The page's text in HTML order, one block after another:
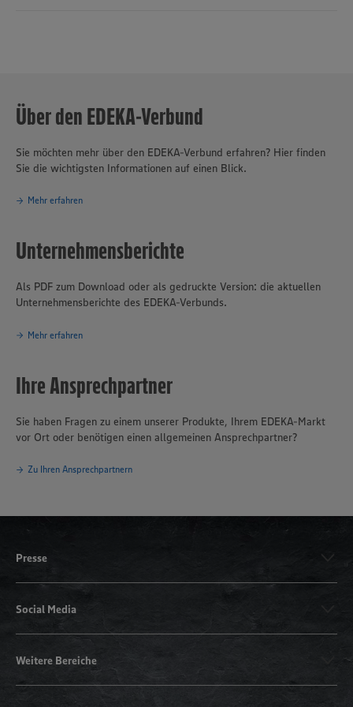
Über den EDEKA-Verbund
Sie möchten mehr über den EDEKA-Verbund erfahren? Hier finden
Sie die wichtigsten Informationen auf einen Blick.
Mehr erfahren
Unternehmensberichte
Als PDF zum Download oder als gedruckte Version: die aktuellen
Unternehmensberichte des EDEKA-Verbunds.
Mehr erfahren
Ihre Ansprechpartner
Sie haben Fragen zu einem unserer Produkte, Ihrem EDEKA-Markt
vor Ort oder benötigen einen allgemeinen Ansprechpartner?
Zu Ihren Ansprechpartnern
Presse
Social Media
Weitere Bereiche